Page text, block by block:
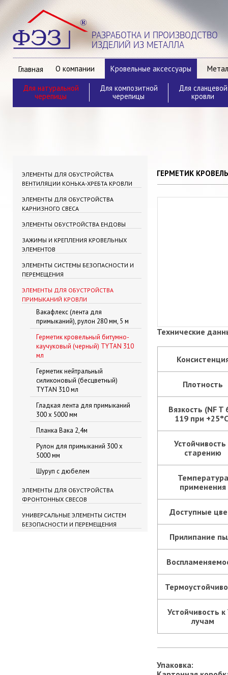
РАЗРАБОТКА И ПРОИЗВОДСТВО
ИЗДЕЛИЙ ИЗ МЕТАЛЛА
Главная О компании
Кровельные аксессуары
Для натуральной
черепицы
Для композитной
черепицы
Для сланцевой
кровли
Контакты
ЭЛЕМЕНТЫ ДЛЯ ОБУСТРОЙСТВА
ВЕНТИЛЯЦИИ КОНЬКА-ХРЕБТА КРОВЛИ
ЭЛЕМЕНТЫ ДЛЯ ОБУСТРОЙСТВА
КАРНИЗНОГО СВЕСА
ЭЛЕМЕНТЫ ОБУСТРОЙСТВА ЕНДОВЫ
ЗАЖИМЫ И КРЕПЛЕНИЯ КРОВЕЛЬНЫХ
ЭЛЕМЕНТОВ
ЭЛЕМЕНТЫ СИСТЕМЫ БЕЗОПАСНОСТИ И
ПЕРЕМЕЩЕНИЯ
ЭЛЕМЕНТЫ ДЛЯ ОБУСТРОЙСТВА
ПРИМЫКАНИЙ КРОВЛИ
Вакафлекс (лента для
примыканий), рулон 280 мм, 5 м
Герметик кровельный битумно-
каучуковый (черный) TYTAN 310
мл
Герметик нейтральный
силиконовый (бесцветный)
TYTAN 310 мл
Гладкая лента для примыканий
300 х 5000 мм
Планка Вака 2,4м
Рулон для примыканий 300 х
5000 мм
Шуруп с дюбелем
ЭЛЕМЕНТЫ ДЛЯ ОБУСТРОЙСТВА
ФРОНТОННЫХ СВЕСОВ
УНИВЕРСАЛЬНЫЕ ЭЛЕМЕНТЫ СИСТЕМ
БЕЗОПАСНОСТИ И ПЕРЕМЕЩЕНИЯ
ГЕРМЕТИК
Технические
Плотность
Вязкость (NF T
119 при
Устойчивость
старению
Температура
применения
Доступные
Прилипание
Устойчивость
лучам
Упаковка: